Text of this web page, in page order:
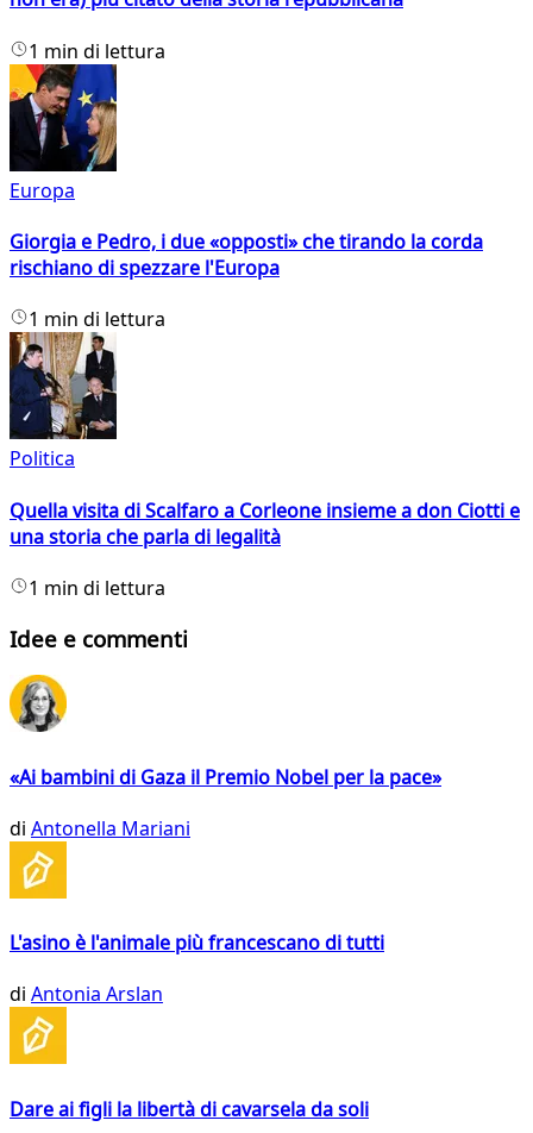
1 min di lettura
Europa
Giorgia e Pedro, i due «opposti» che tirando la corda
rischiano di spezzare l'Europa
1 min di lettura
Politica
Quella visita di Scalfaro a Corleone insieme a don Ciotti e
una storia che parla di legalità
1 min di lettura
Idee e commenti
«Ai bambini di Gaza il Premio Nobel per la pace»
di Antonella Mariani
L'asino è l'animale più francescano di tutti
di Antonia Arslan
Dare ai figli la libertà di cavarsela da soli